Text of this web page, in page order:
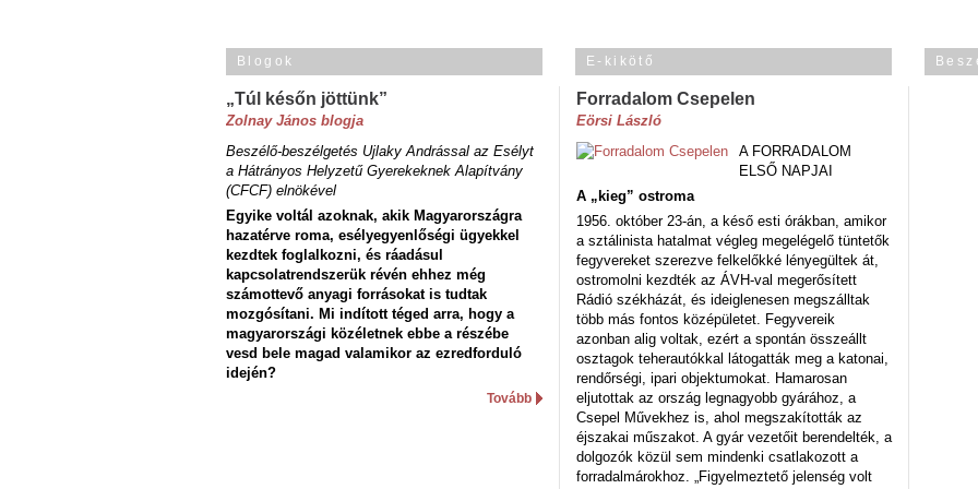
Blogok
„Túl későn jöttünk”
Zolnay János blogja
Beszélő-beszélgetés Ujlaky Andrással az Esélyt
a Hátrányos Helyzetű Gyerekeknek Alapítvány
(CFCF) elnökével
Egyike voltál azoknak, akik Magyarországra
hazatérve roma, esélyegyenlőségi ügyekkel
kezdtek foglalkozni, és ráadásul
kapcsolatrendszerük révén ehhez még
számottevő anyagi forrásokat is tudtak
mozgósítani. Mi indított téged arra, hogy a
magyarországi közéletnek ebbe a részébe
vesd bele magad valamikor az ezredforduló
idején?
Tovább
E-kikötő
Forradalom Csepelen
Eörsi László
A FORRADALOM
ELSŐ NAPJAI
A „kieg” ostroma
1956. október 23-án, a késő esti órákban, amikor
a sztálinista hatalmat végleg megelégelő tüntetők
fegyvereket szerezve felkelőkké lényegültek át,
ostromolni kezdték az ÁVH-val megerősített
Rádió székházát, és ideiglenesen megszálltak
több más fontos középületet. Fegyvereik
azonban alig voltak, ezért a spontán összeállt
osztagok teherautókkal látogatták meg a katonai,
rendőrségi, ipari objektumokat. Hamarosan
eljutottak az ország legnagyobb gyárához, a
Csepel Művekhez is, ahol megszakították az
éjszakai műszakot. A gyár vezetőit berendelték, a
dolgozók közül sem mindenki csatlakozott a
forradalmárokhoz. „Figyelmeztető jelenség volt